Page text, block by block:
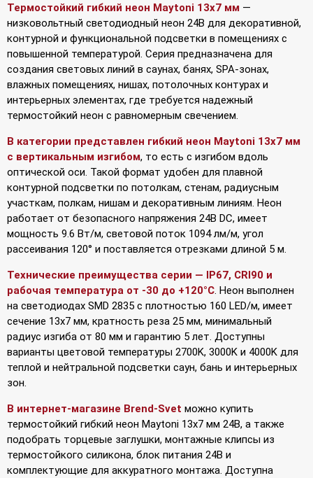
Термостойкий гибкий неон Maytoni 13х7 мм —
низковольтный светодиодный неон 24В для декоративной,
контурной и функциональной подсветки в помещениях с
повышенной температурой. Серия предназначена для
создания световых линий в саунах, банях, SPA-зонах,
влажных помещениях, нишах, потолочных контурах и
интерьерных элементах, где требуется надежный
термостойкий неон с равномерным свечением.
В категории представлен гибкий неон Maytoni 13х7 мм
с вертикальным изгибом, то есть с изгибом вдоль
оптической оси. Такой формат удобен для плавной
контурной подсветки по потолкам, стенам, радиусным
участкам, полкам, нишам и декоративным линиям. Неон
работает от безопасного напряжения 24В DC, имеет
мощность 9.6 Вт/м, световой поток 1094 лм/м, угол
рассеивания 120° и поставляется отрезками длиной 5 м.
Технические преимущества серии — IP67, CRI90 и
рабочая температура от -30 до +120°C. Неон выполнен
на светодиодах SMD 2835 с плотностью 160 LED/м, имеет
сечение 13х7 мм, кратность реза 25 мм, минимальный
радиус изгиба от 80 мм и гарантию 5 лет. Доступны
варианты цветовой температуры 2700K, 3000K и 4000K для
теплой и нейтральной подсветки саун, бань и интерьерных
зон.
В интернет-магазине Brend-Svet можно купить
термостойкий гибкий неон Maytoni 13х7 мм 24В, а также
подобрать торцевые заглушки, монтажные клипсы из
термостойкого силикона, блок питания 24В и
комплектующие для аккуратного монтажа. Доступна